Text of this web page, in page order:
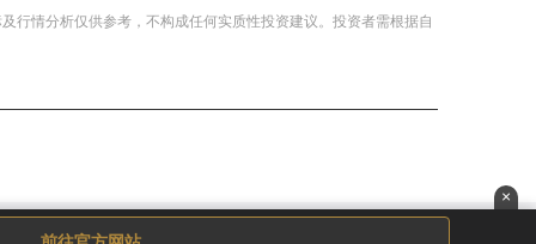
行情分析仅供参考，不构成任何实质性投资建议。投资者需根据自
×